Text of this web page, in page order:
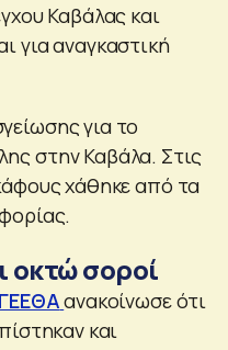
Καβάλας και
για αναγκαστική
για το
στην Καβάλα. Στις
χάθηκε από τα
οκτώ σοροί
ΓΕΕΘΑανακοίνωσε ότι
και